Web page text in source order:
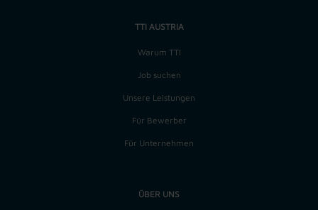
TTI AUSTRIA
Warum TTI
Job suchen
Unsere Leistungen
Für Bewerber
Für Unternehmen
ÜBER UNS